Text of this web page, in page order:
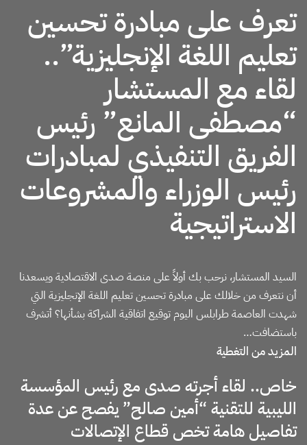
تعرف على مبادرة تحسين
تعليم اللغة الإنجليزية”..
لقاء مع المستشار
“مصطفى المانع” رئيس
الفريق التنفيذي لمبادرات
رئيس الوزراء والمشروعات
الاستراتيجية
السيد المستشار، نرحب بك أولاً على منصة صدى الاقتصادية ويسعدنا
أن نتعرف من خلالك على مبادرة تحسين تعليم اللغة الإنجليزية التي
شهدت العاصمة طرابلس اليوم توقيع اتفاقية الشراكة بشأنها؟ أتشرف
باستضافت…
المزيد من التغطية
خاص.. لقاء أجرته صدى مع رئيس المؤسسة
الليبية للتقنية “أمين صالح” يفصح عن عدة
تفاصيل هامة تخص قطاع الإتصالات